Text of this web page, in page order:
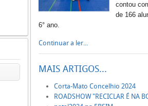
contou
de 166
6° ano.
Continuar a ler...
MAIS ARTIGOS...
Corta-Mato Concelhio 2024
ROADSHOW "RECICLAR É NA